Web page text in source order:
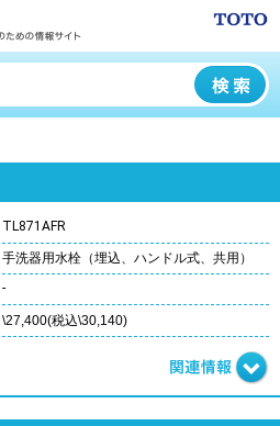
TL871AFR
手洗器用水栓（埋込、ハンドル式、共用）
-
\27,400(税込\30,140)